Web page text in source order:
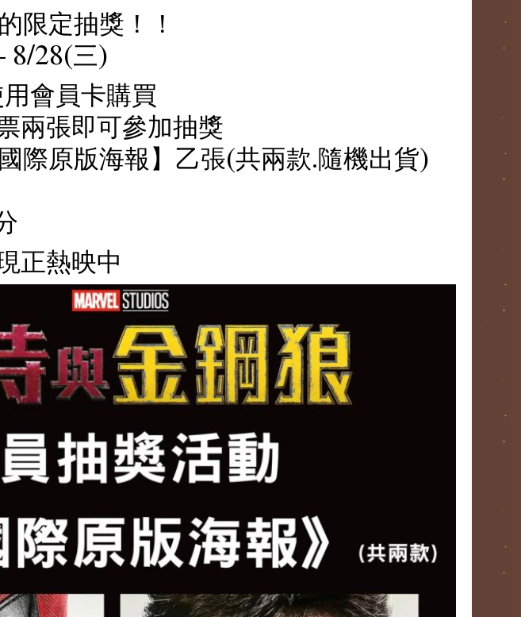
限定抽獎！！
8/28(三)
會員卡購買
兩張即可參加抽獎
際原版海報】乙張(共兩款.隨機出貨)
正熱映中